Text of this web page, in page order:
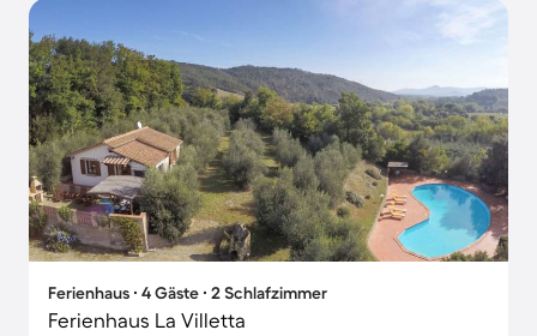
Ferienhaus ∙ 4 Gäste ∙ 2 Schlafzimmer
Ferienhaus La Villetta